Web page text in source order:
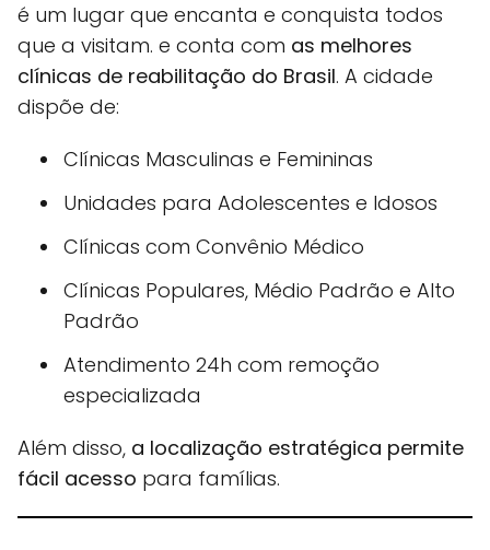
é um lugar que encanta e conquista todos
que a visitam. e conta com as melhores
clínicas de reabilitação do Brasil. A cidade
dispõe de:
Clínicas Masculinas e Femininas
Unidades para Adolescentes e Idosos
Clínicas com Convênio Médico
Clínicas Populares, Médio Padrão e Alto
Padrão
Atendimento 24h com remoção
especializada
Além disso, a localização estratégica permite
fácil acesso para famílias.